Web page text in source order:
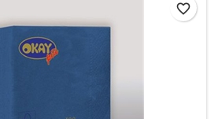
favorite_border